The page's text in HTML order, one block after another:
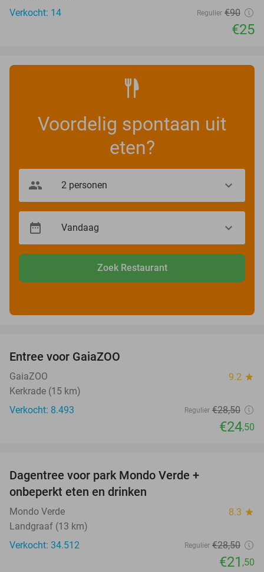
Verkocht: 14
Regulier €90
€25
Voordelig spontaan uit
eten?
Zoek Restaurant
Entree voor GaiaZOO
GaiaZOO 9.2 star
Kerkrade (15 km)
Verkocht: 8.493
Regulier €28,50
€24,50
Dagentree voor park Mondo Verde +
onbeperkt eten en drinken
Mondo Verde 8.3 star
Landgraaf (13 km)
Verkocht: 34.512
Regulier €28,50
€21 ,50